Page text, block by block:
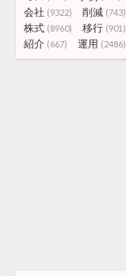
会社 (9322) 削減 (743)
株式 (8960) 移行 (901)
紹介 (667) 運用 (2486)